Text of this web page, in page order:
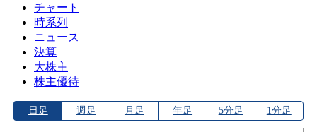
チャート
時系列
ニュース
決算
大株主
株主優待
日足 週足 月足 年足 5分足 1分足